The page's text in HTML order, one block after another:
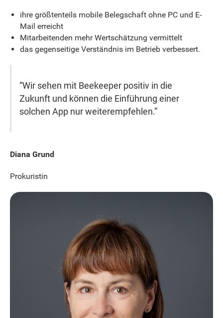
ihre größtenteils mobile Belegschaft ohne PC und E-
Mail erreicht
Mitarbeitenden mehr Wertschätzung vermittelt
das gegenseitige Verständnis im Betrieb verbessert.
“Wir sehen mit Beekeeper positiv in die
Zukunft und können die Einführung einer
solchen App nur weiterempfehlen.”
Diana Grund
Prokuristin